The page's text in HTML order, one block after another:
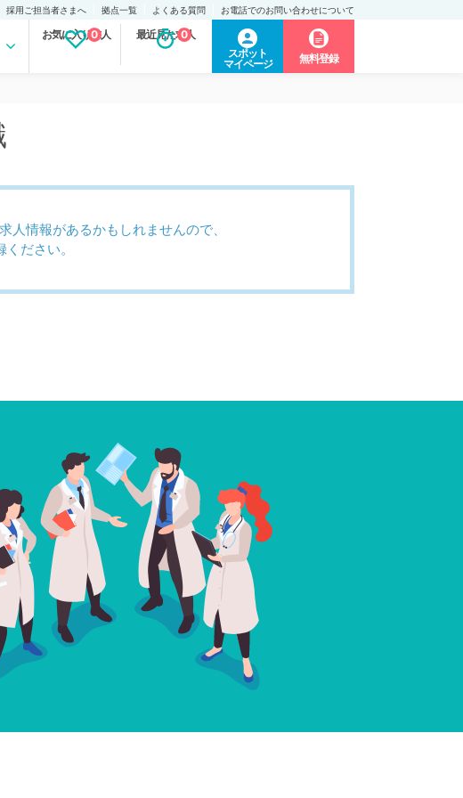
採用ご担当者さまへ 拠点一覧 よくある質問 お電話でのお問い合わせについて
お気に入り求人
0 最近見た求人
0
スポット
マイページ
無料登録
情報があるかもしれませんので、
ださい。